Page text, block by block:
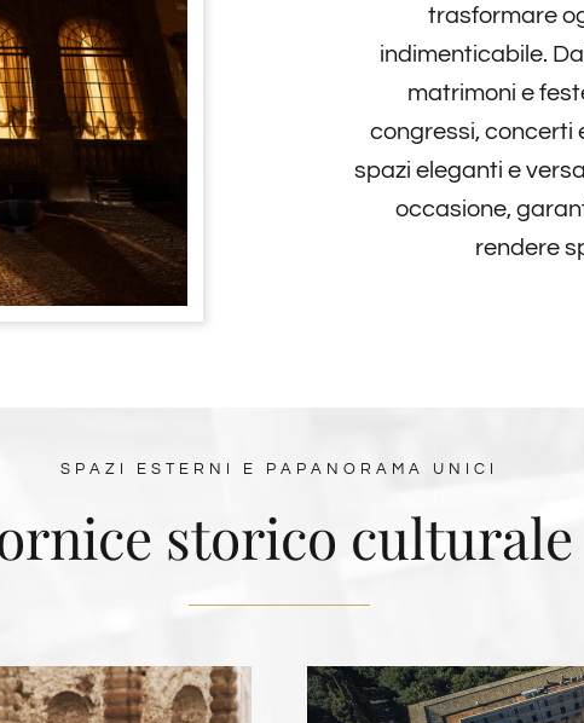
trasformare
indimenticabile.
matrimoni e
congressi, concerti
spazi eleganti e
occasione,
rendere
SPAZI ESTERNI E PAPANORAMA UNICI
storico